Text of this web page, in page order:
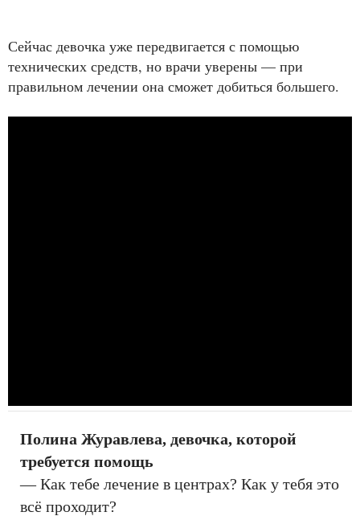
Сейчас девочка уже передвигается с помощью
технических средств, но врачи уверены — при
правильном лечении она сможет добиться большего.
Полина Журавлева, девочка, которой
требуется помощь
— Как тебе лечение в центрах? Как у тебя это
всё проходит?